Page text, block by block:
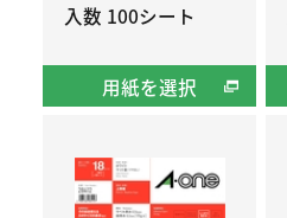
入数 100シート
用紙を選択